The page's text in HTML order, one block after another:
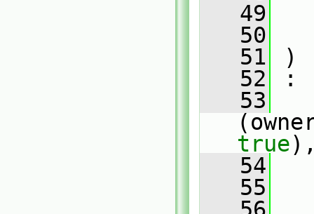
   49
   50
   51
)
   52
:
   53
true
   54
   55